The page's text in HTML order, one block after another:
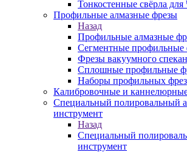
Тонкостенные свёрла
Профильные алмазные фрезы
Назад
Профильные алмазные
Сегментные профильные
Фрезы вакуумного
Сплошные профильные
Наборы профильных фрез
Калибровочные и
Специальный полировальный
инструмент
Назад
Специальный
инструмент